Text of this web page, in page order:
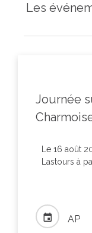
Les
Journée
Le 16 août
Lastours à
AP